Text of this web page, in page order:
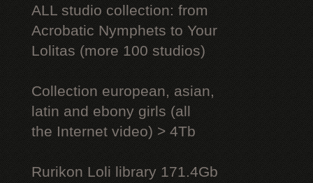
ALL studio collection: from
Acrobatic Nymрhеts to Your
Lоlitаs (more 100 studios)
Collection european, asian,
latin and ebony girls (all
the Internet video) > 4Tb
Rurikon Lоli library 171.4Gb